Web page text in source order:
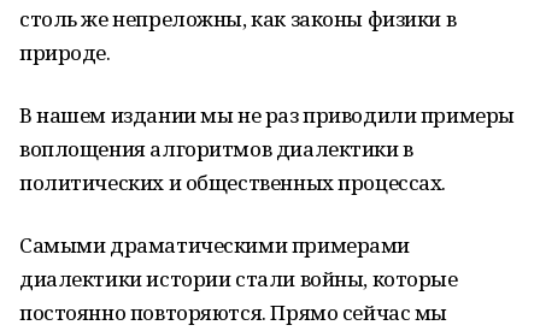
столь же непреложны, как законы физики в
природе.
В нашем издании мы не раз приводили примеры
воплощения алгоритмов диалектики в
политических и общественных процессах.
Самыми драматическими примерами
диалектики истории стали войны, которые
постоянно повторяются. Прямо сейчас мы